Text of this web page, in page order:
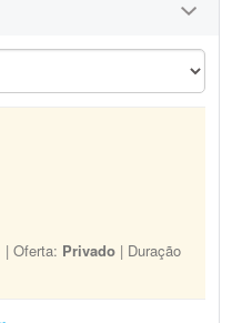
| Oferta: Privado | Duração